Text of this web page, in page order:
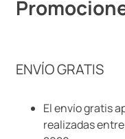
ENVÍO GRATIS
El envío gratis
realizadas entre
4.
ositos cariñositos
termos
toy story
llaveros